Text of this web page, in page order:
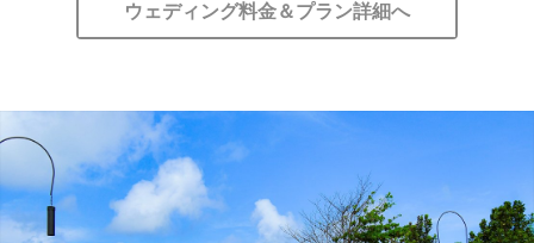
ウェディング料金＆プラン詳細へ